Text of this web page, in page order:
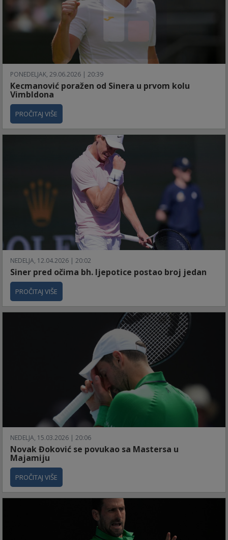
PONEDELJAK, 29.06.2026 | 20:39
Kecmanović poražen od Sinera u prvom kolu
Vimbldona
PROČITAJ VIŠE
NEDELJA, 12.04.2026 | 20:02
Siner pred očima bh. ljepotice postao broj jedan
PROČITAJ VIŠE
NEDELJA, 15.03.2026 | 20:06
Novak Đoković se povukao sa Mastersa u
Majamiju
PROČITAJ VIŠE